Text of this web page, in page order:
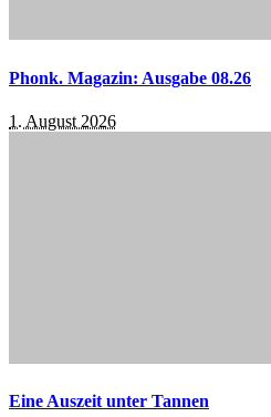
Phonk. Magazin: Ausgabe 08.26
1. August 2026
Eine Auszeit unter Tannen